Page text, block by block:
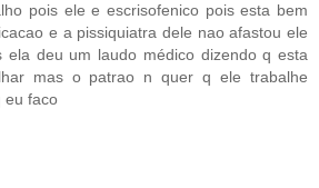
pois ele e escrisofenico pois esta bem
e a pissiquiatra dele nao afastou ele
ela deu um laudo médico dizendo q esta
mas o patrao n quer q ele trabalhe
eu faco